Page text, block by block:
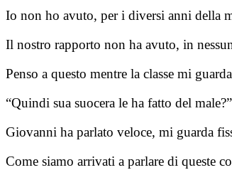
Io non ho avuto, per i diversi anni della
Il nostro rapporto non ha avuto, in
Penso a questo mentre la classe mi
“Quindi sua suocera le ha fatto del male?”
Giovanni ha parlato veloce, mi guarda
Come siamo arrivati a parlare di queste